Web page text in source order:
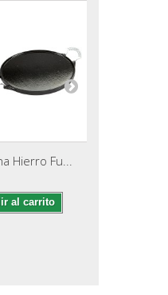
Hierro Fu...
al carrito